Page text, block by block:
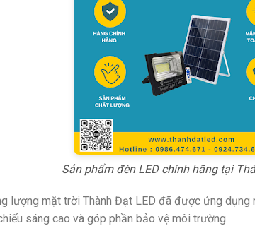
Sản phẩm đèn LED chính hãng tại
lượng mặt trời Thành Đạt LED đã được ứng
sáng cao và góp phần bảo vệ môi trường.